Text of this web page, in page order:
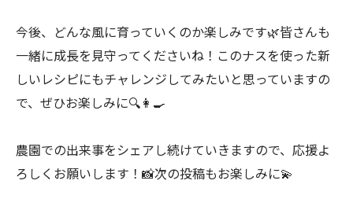
今後、どんな風に育っていくのか楽しみです🌿皆さんも
一緒に成長を見守ってくださいね！このナスを使った新
しいレシピにもチャレンジしてみたいと思っていますの
で、ぜひお楽しみに🔍👩‍🍳
農園での出来事をシェアし続けていきますので、応援よ
ろしくお願いします！📸次の投稿もお楽しみに💫